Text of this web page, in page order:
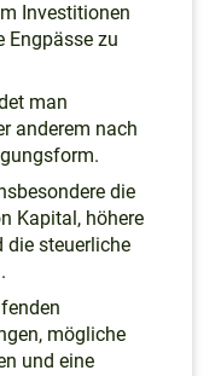
Investitionen
Engpässe zu
man
anderem nach
die
Kapital, höhere
steuerliche
mögliche
und eine